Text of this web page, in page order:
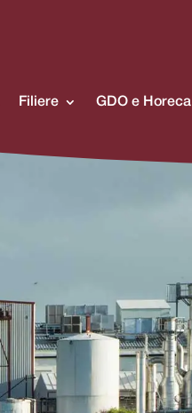
Filiere GDO e Horeca